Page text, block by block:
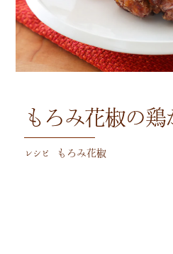
レシピ もろみ花椒
もろみ花椒の